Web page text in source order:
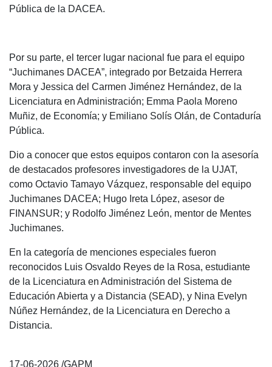
Pública de la DACEA.
Por su parte, el tercer lugar nacional fue para el equipo
“Juchimanes DACEA”, integrado por Betzaida Herrera
Mora y Jessica del Carmen Jiménez Hernández, de la
Licenciatura en Administración; Emma Paola Moreno
Muñiz, de Economía; y Emiliano Solís Olán, de Contaduría
Pública.
Dio a conocer que estos equipos contaron con la asesoría
de destacados profesores investigadores de la UJAT,
como Octavio Tamayo Vázquez, responsable del equipo
Juchimanes DACEA; Hugo Ireta López, asesor de
FINANSUR; y Rodolfo Jiménez León, mentor de Mentes
Juchimanes.
En la categoría de menciones especiales fueron
reconocidos Luis Osvaldo Reyes de la Rosa, estudiante
de la Licenciatura en Administración del Sistema de
Educación Abierta y a Distancia (SEAD), y Nina Evelyn
Núñez Hernández, de la Licenciatura en Derecho a
Distancia.
17-06-2026 /GAPM